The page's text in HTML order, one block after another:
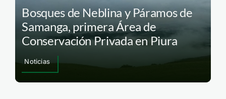
Bosques de Neblina y Páramos de
Samanga, primera Área de
Conservación Privada en Piura
Noticias